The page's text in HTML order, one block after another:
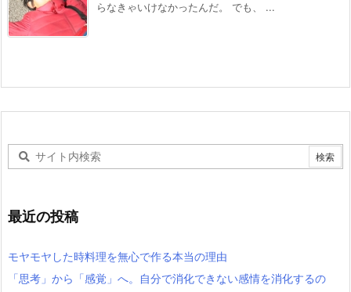
らなきゃいけなかったんだ。 でも、 ...
最近の投稿
モヤモヤした時料理を無心で作る本当の理由
「思考」から「感覚」へ。自分で消化できない感情を消化するの